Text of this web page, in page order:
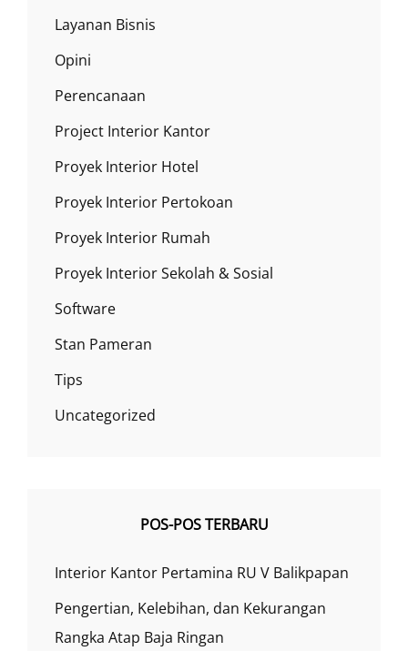
Layanan Bisnis
Opini
Perencanaan
Project Interior Kantor
Proyek Interior Hotel
Proyek Interior Pertokoan
Proyek Interior Rumah
Proyek Interior Sekolah & Sosial
Software
Stan Pameran
Tips
Uncategorized
POS-POS TERBARU
Interior Kantor Pertamina RU V Balikpapan
Pengertian, Kelebihan, dan Kekurangan
Rangka Atap Baja Ringan